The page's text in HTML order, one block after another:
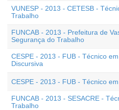
VUNESP - 2013 - CETESB -
Trabalho
FUNCAB - 2013 - Prefeitura de
Segurança do Trabalho
CESPE - 2013 - FUB - Técnico
Discursiva
CESPE - 2013 - FUB - Técnico
FUNCAB - 2013 - SESACRE -
Trabalho